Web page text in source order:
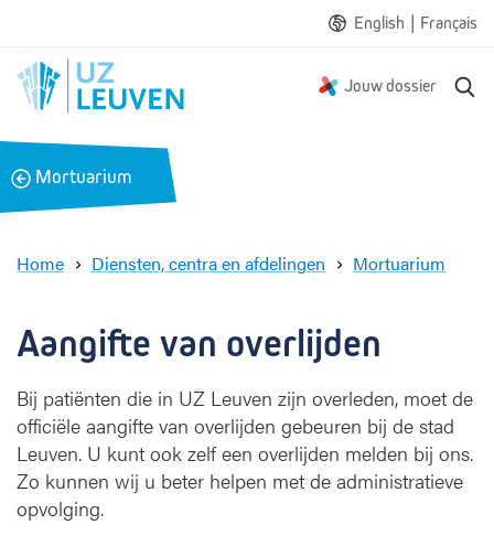
English | Français
Jouw dossier
B
a
k
Mortuarium
Home Diensten, centra en afdelingen Mortuarium
f
t
e
v
Aangifte van overlijden
Bij patiënten die in UZ Leuven zijn overleden, moet de
officiële aangifte van overlijden gebeuren bij de stad
Leuven. U kunt ook zelf een overlijden melden bij ons.
Zo kunnen wij u beter helpen met de administratieve
opvolging.